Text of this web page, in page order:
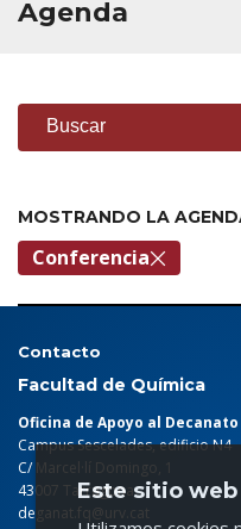
Agenda
BUSCARDOR
Buscar
MOSTRANDO LA
Conferencia
Contacto
Facultad de Química
Oficina de Apoyo al Decanato
Campus Sescelades, edificio N4
C/ Marcel·lí Domingo, 1
43007 Tarragona
deganat.fq@urv.cat
Este sitio